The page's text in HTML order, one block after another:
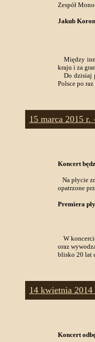
Zespół
Jakub
Między
kraju i za
Do dzisiaj
Polsce po
15 marca 2015
Koncert
Na płycie
opatrzone
Premiera
W
oraz
blisko 20 lat
14 kwietnia
Koncert